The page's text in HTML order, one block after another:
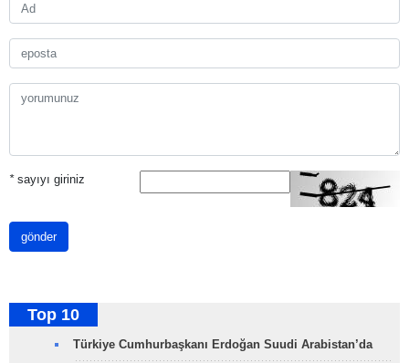
*sayıyı giriniz
gönder
Top 10
Türkiye Cumhurbaşkanı Erdoğan Suudi Arabistan’da